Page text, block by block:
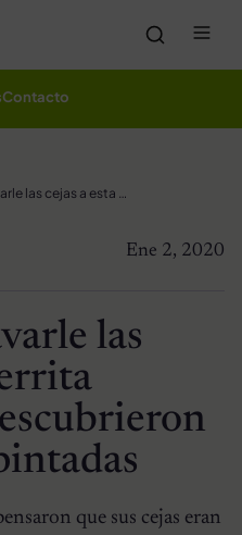
Contacto
Intentaron lavarle las cejas a esta perrita rescatada y descubrieron que no eran pintadas
Ene 2, 2020
las
que sus cejas eran